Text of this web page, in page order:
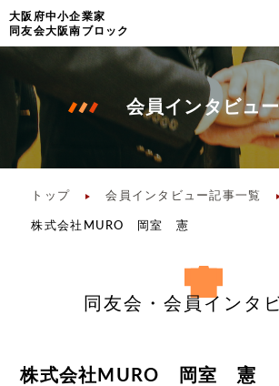
⼤阪府中⼩企業家
同友会⼤阪南ブロック
会員インタビュ
トップ 会員インタビュー記事一覧
株式会社MURO 岡室 憲
同友会・会員インタ
株式会社MURO 岡室 憲